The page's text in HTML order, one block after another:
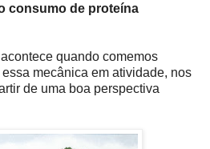
consumo de proteína
quando comemos
mecânica em atividade, nos
de uma boa perspectiva